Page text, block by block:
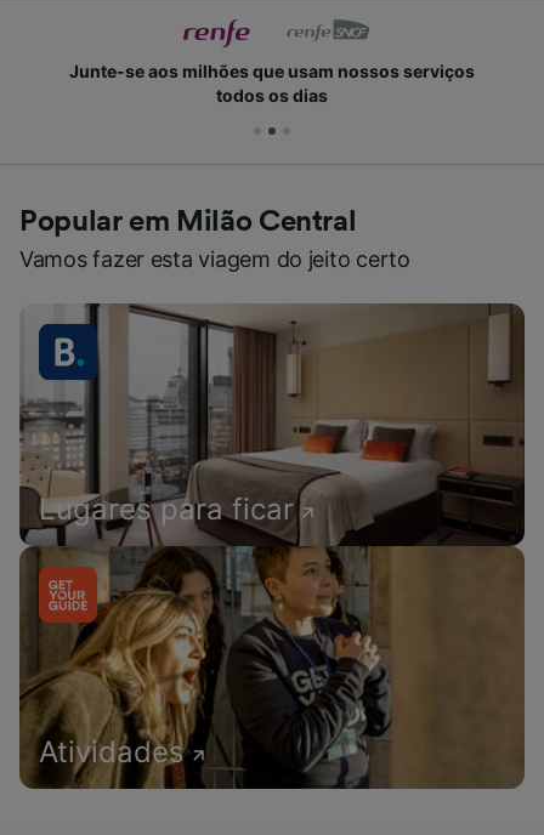
Junte-se aos milhões que usam nossos serviços
todos os dias
Popular em Milão Central
Vamos fazer esta viagem do jeito certo
Lugares para ficar
Atividades